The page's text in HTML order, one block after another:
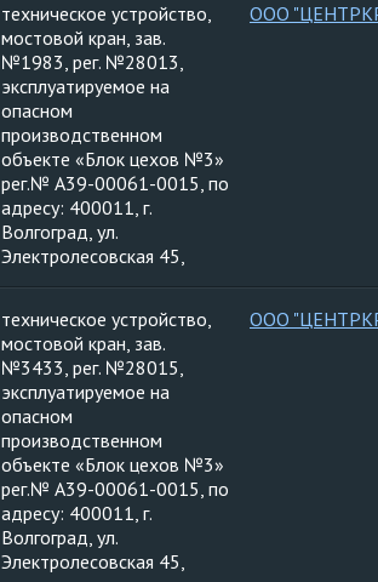
техническое устройство,
мостовой кран, зав.
№1983, рег. №28013,
эксплуатируемое на
опасном
производственном
объекте «Блок цехов №3»
рег.№ А39-00061-0015, по
адресу: 400011, г.
Волгоград, ул.
Электролесовская 45,
ООО
техническое устройство,
мостовой кран, зав.
№3433, рег. №28015,
эксплуатируемое на
опасном
производственном
объекте «Блок цехов №3»
рег.№ А39-00061-0015, по
адресу: 400011, г.
Волгоград, ул.
Электролесовская 45,
ООО